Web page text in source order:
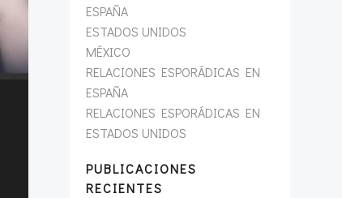
ESPAÑA
ESTADOS UNIDOS
MÉXICO
RELACIONES ESPORÁDICAS EN
ESPAÑA
RELACIONES ESPORÁDICAS EN
ESTADOS UNIDOS
PUBLICACIONES
RECIENTES